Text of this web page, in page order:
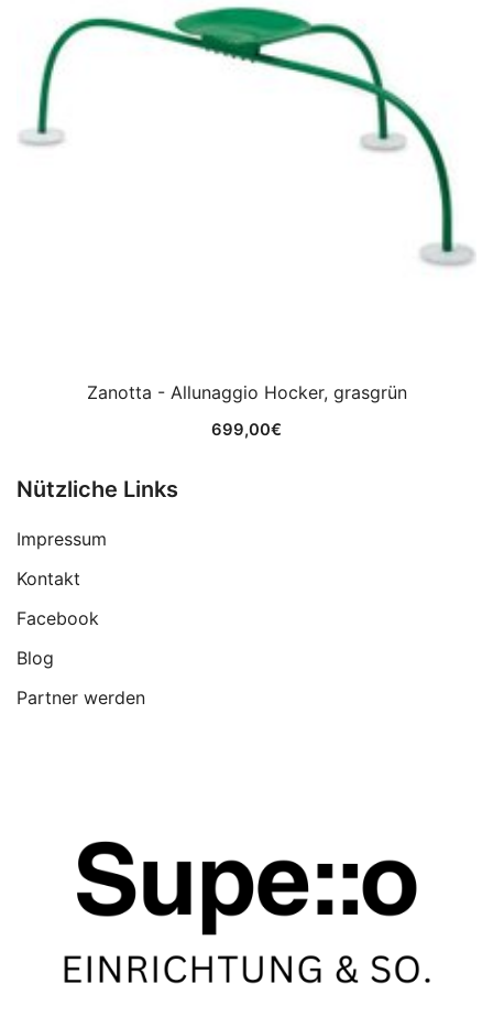
Zanotta - Allunaggio Hocker, grasgrün
699,00€
Nützliche Links
Impressum
Kontakt
Facebook
Blog
Partner werden